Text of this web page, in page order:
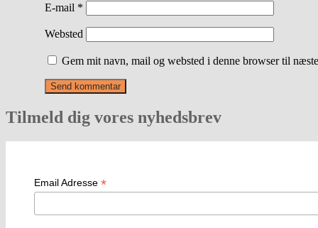
E-mail *
Websted
Gem mit navn, mail og websted i denne browser til
Tilmeld dig vores nyhedsbrev
Email Adresse *